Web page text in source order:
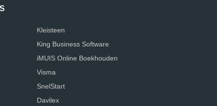
Kleisteen
King Business Software
iMUIS Online Boekhouden
Visma
SnelStart
Davilex